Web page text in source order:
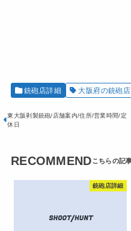
銃砲店詳細 大阪府の銃砲店
東大阪剥製銃砲/店舗案内/住所/営業時間/定
休日
RECOMMEND
銃砲店詳細